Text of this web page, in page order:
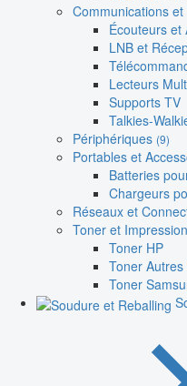
Communications et
Écouteurs et
LNB et
Lecteurs
Supports TV
Talkies-
Périphériques (9)
Portables et
Batteries
Chargeurs
Réseaux et
Toner et Impression
Toner HP
Toner
Toner